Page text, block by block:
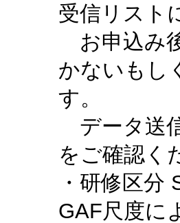
受信リスト
お申込み
かないもし
す。
データ送
をご確認く
・研修区分
GAF尺度に